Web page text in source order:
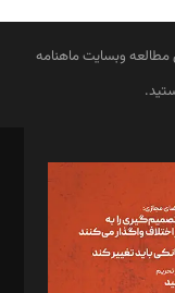
مطالعه وبسایت ماهنامه